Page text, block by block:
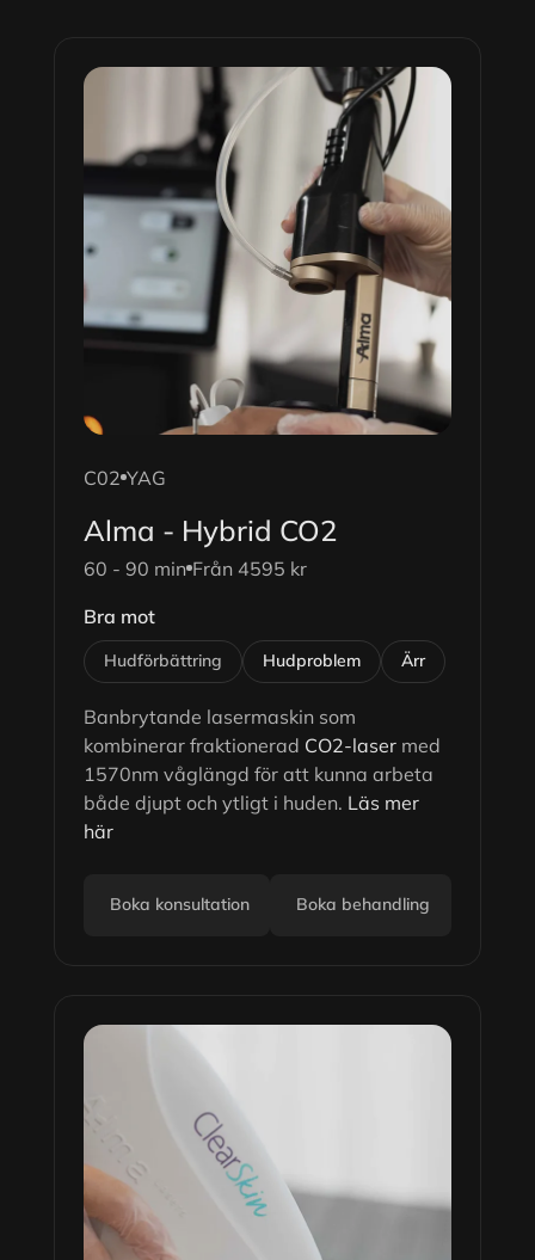
C02 YAG
Alma - Hybrid CO2
60 - 90 min Från 4595 kr
Bra mot
Hudförbättring Hudproblem Ärr
Banbrytande lasermaskin som
kombinerar fraktionerad CO2-laser med
1570nm våglängd för att kunna arbeta
både djupt och ytligt i huden. Läs mer
här
Boka konsultation Boka behandling